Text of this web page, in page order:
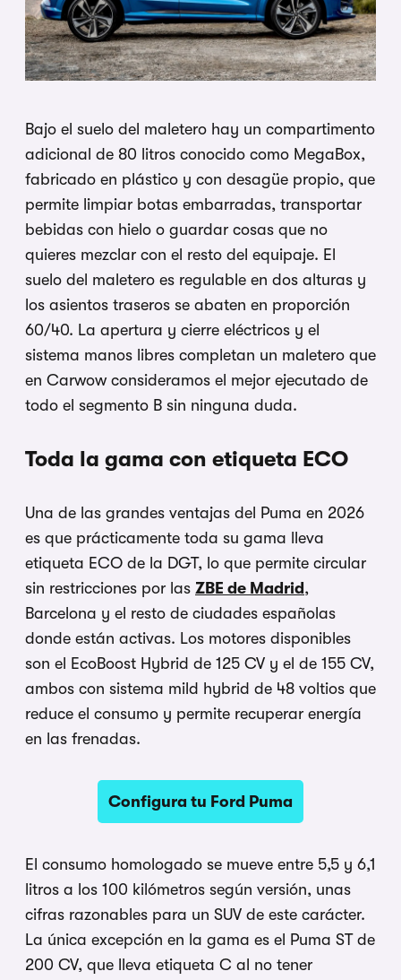
Bajo el suelo del maletero hay un compartimento
adicional de 80 litros conocido como MegaBox,
fabricado en plástico y con desagüe propio, que
permite limpiar botas embarradas, transportar
bebidas con hielo o guardar cosas que no
quieres mezclar con el resto del equipaje. El
suelo del maletero es regulable en dos alturas y
los asientos traseros se abaten en proporción
60/40. La apertura y cierre eléctricos y el
sistema manos libres completan un maletero que
en Carwow consideramos el mejor ejecutado de
todo el segmento B sin ninguna duda.
Toda la gama con etiqueta ECO
Una de las grandes ventajas del Puma en 2026
es que prácticamente toda su gama lleva
etiqueta ECO de la DGT, lo que permite circular
sin restricciones por las ZBE de Madrid ,
Barcelona y el resto de ciudades españolas
donde están activas. Los motores disponibles
son el EcoBoost Hybrid de 125 CV y el de 155 CV,
ambos con sistema mild hybrid de 48 voltios que
reduce el consumo y permite recuperar energía
en las frenadas.
Configura tu Ford Puma
El consumo homologado se mueve entre 5,5 y 6,1
litros a los 100 kilómetros según versión, unas
cifras razonables para un SUV de este carácter.
La única excepción en la gama es el Puma ST de
200 CV, que lleva etiqueta C al no tener